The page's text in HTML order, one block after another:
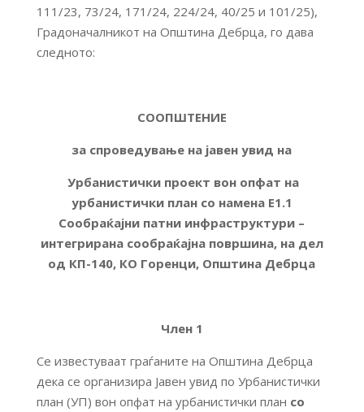
111/23, 73/24, 171/24, 224/24, 40/25 и 101/25),
Градоначалникот на Општина Дебрца, го дава
следното:
СООПШТЕНИЕ
за спроведување на јавен увид на
Урбанистички проект вон опфат на
урбанистички план со намена Е1.1
Сообраќајни патни инфраструктури –
интегрирана сообраќајна површина, на дел
од КП-140, КО Горенци, Општина Дебрца
Член 1
Се известуваат граѓаните на Општина Дебрца
дека се организира Јавен увид по Урбанистички
план (УП) вон опфат на урбанистички план со